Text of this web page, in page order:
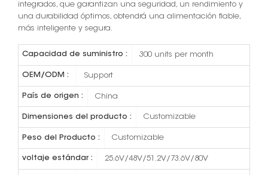
integrados, que garantizan una seguridad, un rendimiento y
una durabilidad óptimos, obtendrá una alimentación fiable,
más inteligente y segura.
Capacidad de suministro : 300 units per month
OEM/ODM : Support
País de origen : China
Dimensiones del producto : Customizable
Peso del Producto : Customizable
voltaje estándar : 25.6V/48V/51.2V/73.6V/80V